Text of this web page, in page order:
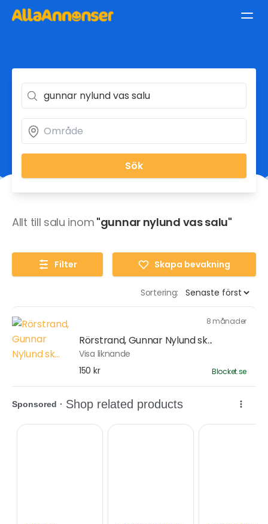
Sök
Allt till salu inom "gunnar nylund vas salu"
Filter Skapa bevakning
Sortering:
8 månader
Rörstrand, Gunnar Nylund sk...
Visa liknande
150 kr
Blocket.se